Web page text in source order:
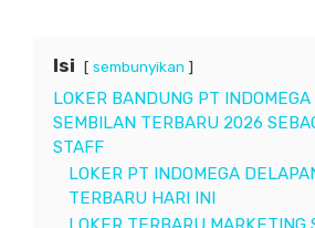
Isi sembunyikan
LOKER BANDUNG PT
SEMBILAN TERBARU 2026
STAFF
LOKER PT INDOMEGA
TERBARU HARI INI